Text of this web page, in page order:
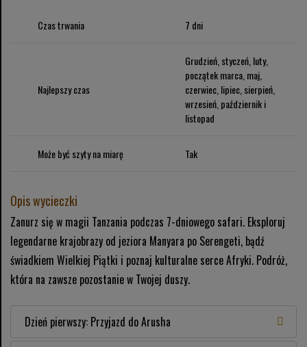
Czas trwania 7 dni
Najlepszy czas
Grudzień, styczeń, luty,
początek marca, maj,
czerwiec, lipiec, sierpień,
wrzesień, październik i
listopad
Może być szyty na miarę Tak
Opis wycieczki
Zanurz się w magii Tanzania podczas 7-dniowego safari. Eksploruj
legendarne krajobrazy od jeziora Manyara po Serengeti, bądź
świadkiem Wielkiej Piątki i poznaj kulturalne serce Afryki. Podróż,
która na zawsze pozostanie w Twojej duszy.
Dzień pierwszy: Przyjazd do Arusha